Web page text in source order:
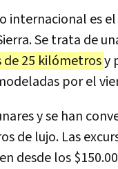
internacional es
Se trata de
de 25 kilómetrosy
por el
y se han
de lujo. Las
desde los